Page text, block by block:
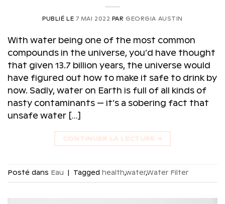
PUBLIÉ LE 7 MAI 2022 PAR GEORGIA AUSTIN
With water being one of the most common
compounds in the universe, you’d have thought
that given 13.7 billion years, the universe would
have figured out how to make it safe to drink by
now. Sadly, water on Earth is full of all kinds of
nasty contaminants — it’s a sobering fact that
unsafe water […]
CONTINUER LA LECTURE →
Posté dans Eau | Tagged health,water,Water Filter